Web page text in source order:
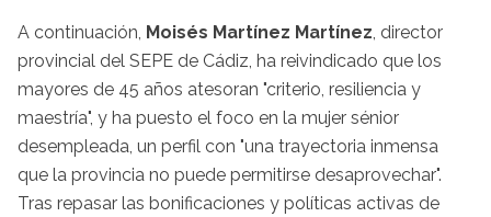
A continuación, Moisés Martínez Martínez, director
provincial del SEPE de Cádiz, ha reivindicado que los
mayores de 45 años atesoran "criterio, resiliencia y
maestría", y ha puesto el foco en la mujer sénior
desempleada, un perfil con "una trayectoria inmensa
que la provincia no puede permitirse desaprovechar".
Tras repasar las bonificaciones y políticas activas de